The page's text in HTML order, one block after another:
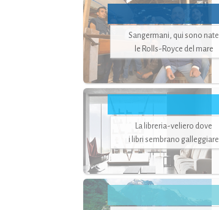
Sangermani, qui sono nate
le Rolls-Royce del mare
La libreria-veliero dove
i libri sembrano galleggiare